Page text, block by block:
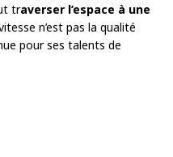
traverser l’espace à une
n’est pas la qualité
pour ses talents de